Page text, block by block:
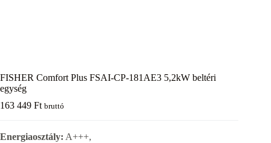
FISHER Comfort Plus FSAI-CP-181AE3 5,2kW beltéri
egység
163 449 Ft bruttó
Energiaosztály: A+++,